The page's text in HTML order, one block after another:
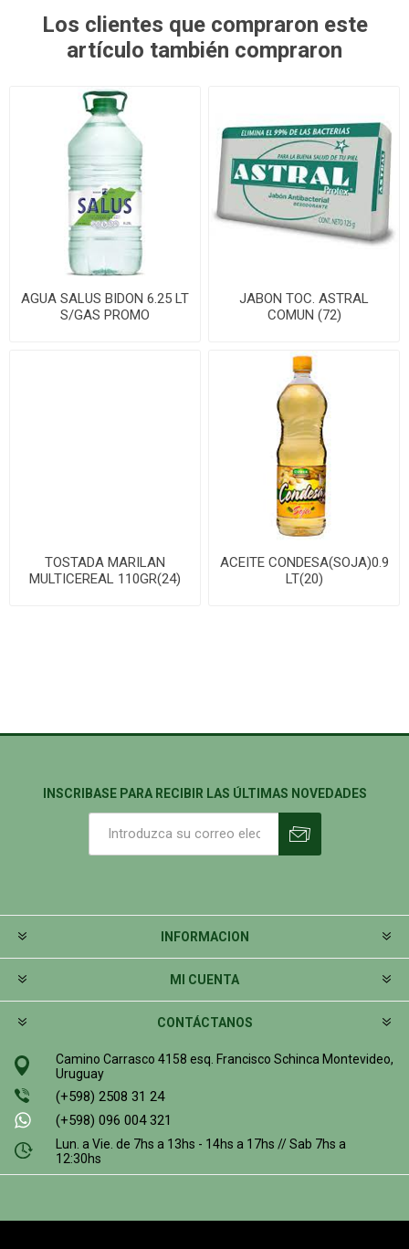
Los clientes que compraron este
artículo también compraron
AGUA SALUS BIDON 6.25 LT
S/GAS PROMO
JABON TOC. ASTRAL
COMUN (72)
TOSTADA MARILAN
MULTICEREAL 110GR(24)
ACEITE CONDESA(SOJA)0.9
LT(20)
INSCRIBASE PARA RECIBIR LAS ÚLTIMAS NOVEDADES
INFORMACION
MI CUENTA
CONTÁCTANOS
Camino Carrasco 4158 esq. Francisco Schinca Montevideo,
Uruguay
(+598) 2508 31 24
(+598) 096 004 321
Lun. a Vie. de 7hs a 13hs - 14hs a 17hs // Sab 7hs a
12:30hs